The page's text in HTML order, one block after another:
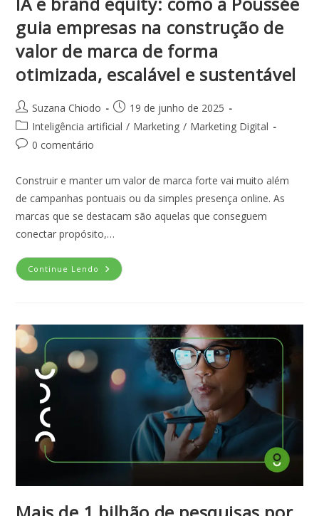
guia empresas na construção de
valor de marca de forma
otimizada, escalável e sustentável
Suzana Chiodo
19 de junho de 2025
Inteligência artificial / Marketing / Marketing Digital
0 comentário
Construir e manter um valor de marca forte vai muito além
de campanhas pontuais ou da simples presença online. As
marcas que se destacam são aquelas que conseguem
conectar propósito,…
Continue Lendo